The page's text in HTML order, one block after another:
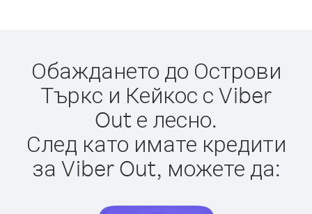
Обаждането до Острови
Търкс и Кейкос с Viber
Out е лесно.
След като имате кредити
за Viber Out, можете да: